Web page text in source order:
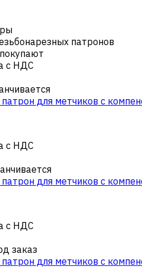
патронов
с НДС
для метчиков с
с НДС
для метчиков с
с НДС
заказ
для метчиков с